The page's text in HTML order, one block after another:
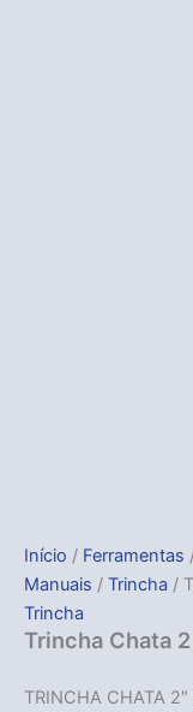
Início / Ferramentas
Manuais / Trincha /
Trincha
Trincha Chata
TRINCHA CHATA